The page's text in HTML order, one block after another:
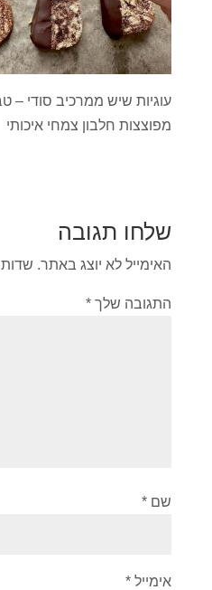
עוגיות שיש ממרכיב סודי –
מפוצצות חלבון צמחי איכותי
שלחו תגובה
האימייל לא יוצג באתר.
התגובה שלך *
שם *
אימייל *